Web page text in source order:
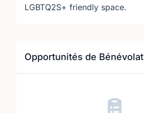
LGBTQ2S+ friendly space.
Opportunités de Bénévolat